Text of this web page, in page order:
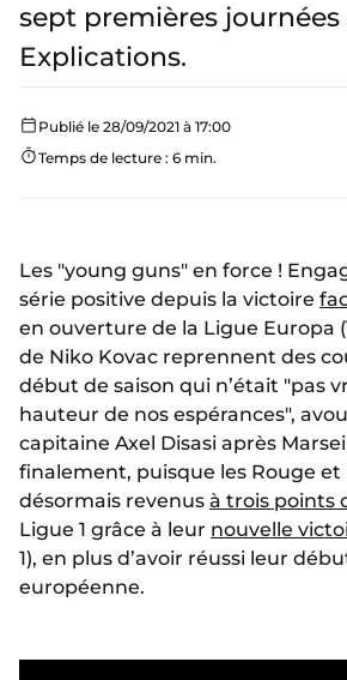
sept premières journées
Explications.
Publié le 28/09/2021 à 17:00
Temps de lecture : 6 min.
Les "young guns" en force !
série positive depuis la victoire
en ouverture de la Ligue Europa
de Niko Kovac reprennent des
début de saison qui n’était "pas
hauteur de nos espérances",
capitaine Axel Disasi après
finalement, puisque les Rouge et
désormais revenus à trois points
Ligue 1 grâce à leur nouvelle
1), en plus d’avoir réussi leur
européenne.